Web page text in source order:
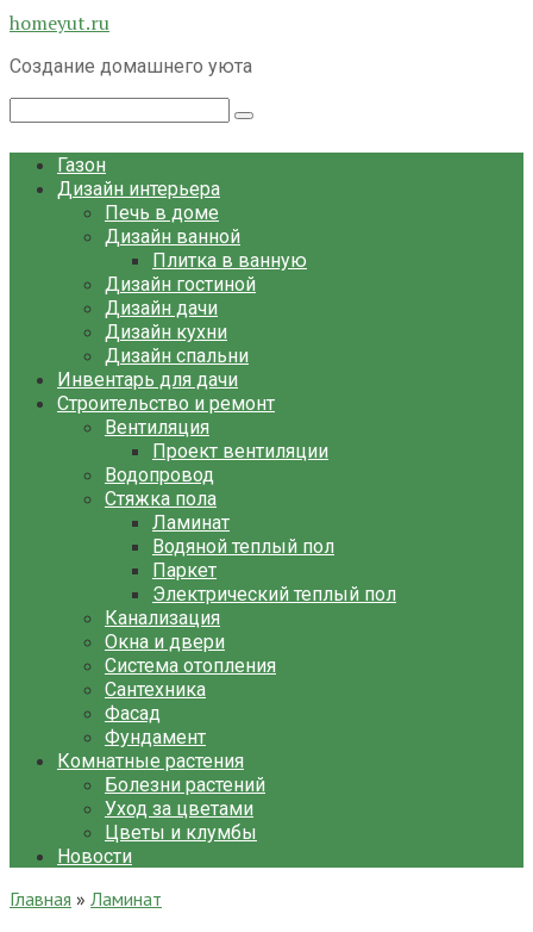
Перейти
контенту
homeyut.ru
Создание домашнего уюта
Газон
Дизайн интерьера
Печь в доме
Дизайн ванной
Плитка в ванную
Дизайн гостиной
Дизайн дачи
Дизайн кухни
Дизайн спальни
Инвентарь для дачи
Строительство и ремонт
Вентиляция
Проект вентиляции
Водопровод
Стяжка пола
Ламинат
Водяной теплый пол
Паркет
Электрический теплый пол
Канализация
Окна и двери
Система отопления
Сантехника
Фасад
Фундамент
Комнатные растения
Болезни растений
Уход за цветами
Цветы и клумбы
Новости
Главная » Ламинат